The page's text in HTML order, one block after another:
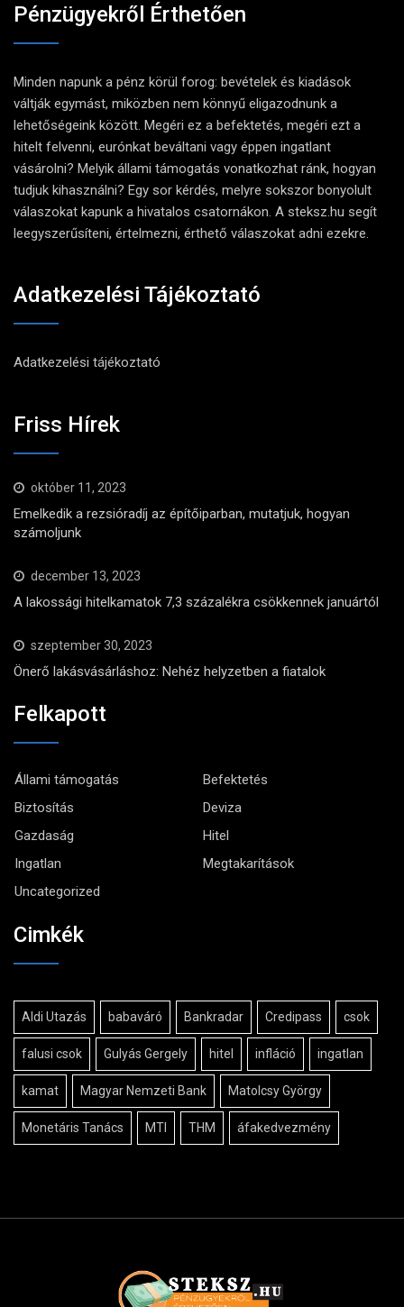
Pénzügyekről Érthetően
Minden napunk a pénz körül forog: bevételek és kiadások
váltják egymást, miközben nem könnyű eligazodnunk a
lehetőségeink között. Megéri ez a befektetés, megéri ezt a
hitelt felvenni, eurónkat beváltani vagy éppen ingatlant
vásárolni? Melyik állami támogatás vonatkozhat ránk, hogyan
tudjuk kihasználni? Egy sor kérdés, melyre sokszor bonyolult
válaszokat kapunk a hivatalos csatornákon. A steksz.hu segít
leegyszerűsíteni, értelmezni, érthető válaszokat adni ezekre.
Adatkezelési Tájékoztató
Adatkezelési tájékoztató
Friss Hírek
október 11, 2023
Emelkedik a rezsióradíj az építőiparban, mutatjuk, hogyan
számoljunk
december 13, 2023
A lakossági hitelkamatok 7,3 százalékra csökkennek januártól
szeptember 30, 2023
Önerő lakásvásárláshoz: Nehéz helyzetben a fiatalok
Felkapott
Állami támogatás
Befektetés
Biztosítás
Deviza
Gazdaság
Hitel
Ingatlan
Megtakarítások
Uncategorized
Cimkék
Aldi Utazás babaváró Bankradar Credipass csok
falusi csok Gulyás Gergely hitel infláció ingatlan
kamat Magyar Nemzeti Bank Matolcsy György
Monetáris Tanács MTI THM áfakedvezmény